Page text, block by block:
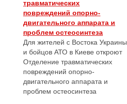
травматических
повреждений опорно-
двигательного аппарата и
проблем остеосинтеза
Для жителей с Востока Украины
и бойцов АТО в Киеве откроют
Отделение травматических
повреждений опорно-
двигательного аппарата и
проблем остеосинтеза